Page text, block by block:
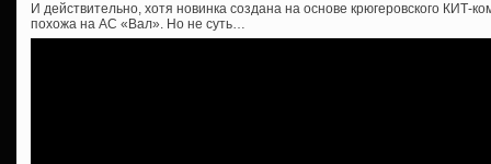
И действительно, хотя новинка создана на основе крюгеровского КИТ-
похожа на АС «Вал». Но не суть…